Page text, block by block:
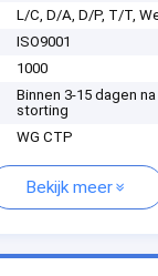
L/C, D/A, D/P, T/T,
ISO9001
1000
Binnen 3-15 dagen
storting
WG CTP
Bekijk meer